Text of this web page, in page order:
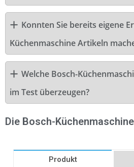
Konnten Sie bereits eigene
Küchenmaschine Artikeln
Welche Bosch-
im Test überzeugen?
Die Bosch-
Produkt